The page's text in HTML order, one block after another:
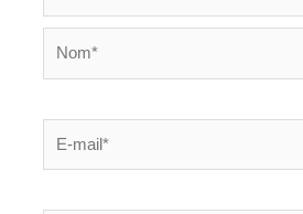
mail*